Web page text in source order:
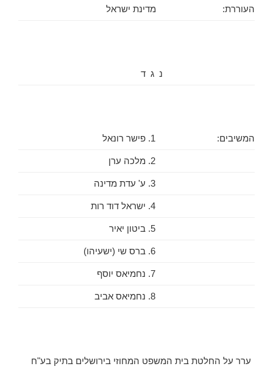
העוררת: מדינת ישראל
נ ג ד
המשיבים: 1. פישר רונאל
2. מלכה ערן
3. ע' עדת מדינה
4. ישראל דוד רות
5. ביטון יאיר
6. ברס שי (ישעיהו)
7. נחמיאס יוסף
8. נחמיאס אביב
ערר על החלטת בית המשפט המחוזי בירושלים בתיק בע"ח